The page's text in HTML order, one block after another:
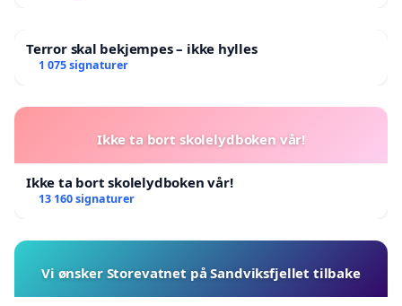
Terror skal bekjempes – ikke hylles
1 075 signaturer
Ikke ta bort skolelydboken vår!
Ikke ta bort skolelydboken vår!
13 160 signaturer
Vi ønsker Storevatnet på Sandviksfjellet tilbake